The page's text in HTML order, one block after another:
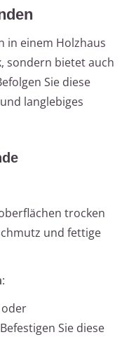
in einem Holzhaus
sondern bietet auch
Sie diese
langlebiges
trocken
und fettige
:
Sie diese